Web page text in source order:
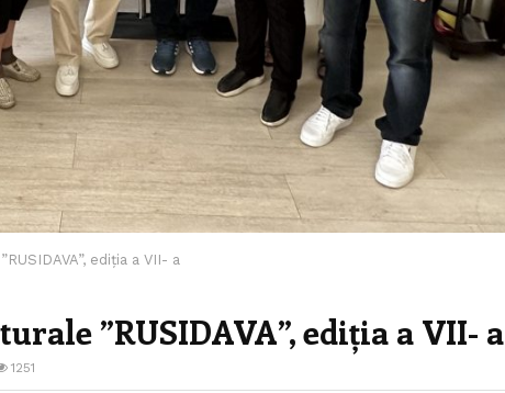
ediția a VII- a
”RUSIDAVA”, ediția a VII- a
1251